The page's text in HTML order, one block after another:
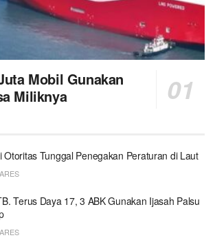
Mobil Gunakan
Miliknya
Otoritas Tunggal Penegakan Peraturan di Laut
Terus Daya 17, 3 ABK Gunakan Ijasah Palsu